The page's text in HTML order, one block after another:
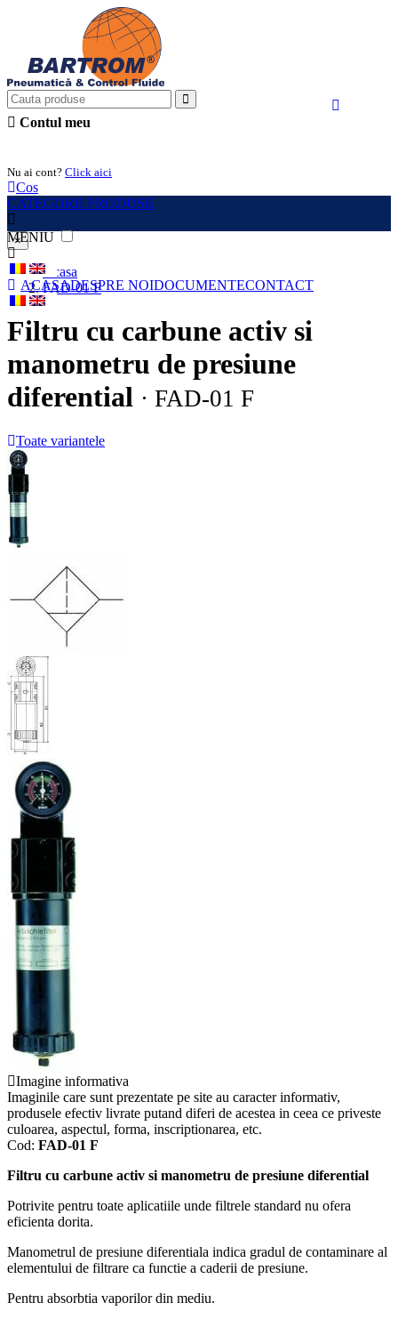
Contul meu
Nu ai cont? Click aici
Cos
CATEGORII PRODUSE
MENIU
ACASADESPRE NOIDOCUMENTECONTACT
×
Acasa
FAD-01 F
Filtru cu carbune activ si
manometru de presiune
diferential · FAD-01 F
Toate variantele
Imagine informativa
Imaginile care sunt prezentate pe site au caracter informativ,
produsele efectiv livrate putand diferi de acestea in ceea ce priveste
culoarea, aspectul, forma, inscriptionarea, etc.
Cod: FAD-01 F
Filtru cu carbune activ si manometru de presiune diferential
Potrivite pentru toate aplicatiile unde filtrele standard nu ofera
eficienta dorita.
Manometrul de presiune diferentiala indica gradul de contaminare al
elementului de filtrare ca functie a caderii de presiune.
Pentru absorbtia vaporilor din mediu.